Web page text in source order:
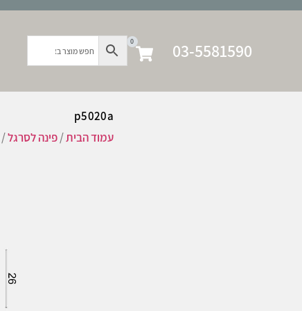
03-5581590
0
p5020a
עמוד הבית/פינה לסרגל/